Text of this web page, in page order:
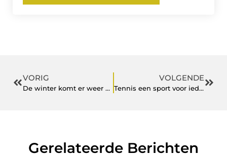
VORIG
De winter komt er weer aan
VOLGENDE
Tennis een sport voor iedereen
Gerelateerde Berichten